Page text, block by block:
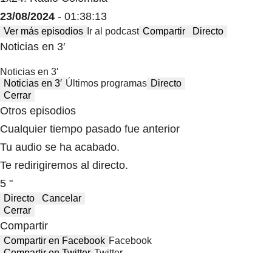
23/08/2024 - 01:38:13
Ver más episodios Ir al podcast Compartir Directo
Noticias en 3′
Noticias en 3′
Noticias en 3′ Últimos programas Directo
Cerrar
Otros episodios
Cualquier tiempo pasado fue anterior
Tu audio se ha acabado.
Te redirigiremos al directo.
5 "
Directo
Cancelar
Cerrar
Compartir
Compartir en Facebook Facebook